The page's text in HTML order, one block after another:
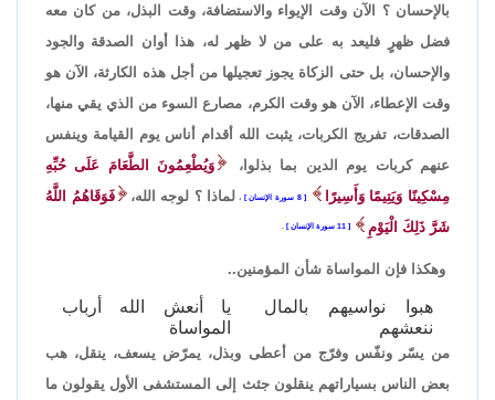
بالإحسان ؟ الآن وقت الإيواء والاستضافة، وقت البذل، من كان معه
فضل ظهرٍ فليعد به على من لا ظهر له، هذا أوان الصدقة والجود
والإحسان، بل حتى الزكاة يجوز تعجيلها من أجل هذه الكارثة، الآن هو
وقت الإعطاء، الآن هو وقت الكرم، مصارع السوء من الذي يقي منها،
الصدقات، تفريج الكربات، يثبت الله أقدام أناس يوم القيامة وينفس
عنهم كربات يوم الدين بما بذلوا،
وَيُطْعِمُونَ الطَّعَامَ عَلَى حُبِّهِ
مِسْكِينًا وَيَتِيمًا وَأَسِيرًا
8 سورة الإنسان ، لماذا ؟ لوجه الله،
فَوَقَاهُمُ اللَّهُ
شَرَّ ذَلِكَ الْيَوْمِ
11 سورة الإنسان .
وهكذا فإن المواساة شأن المؤمنين..
هبوا نواسيهم بالمال
ننعشهم
يا أنعش الله أرباب
المواساة
من يسّر ونفّس وفرّج من أعطى وبذل، يمرّض يسعف، ينقل، هب
بعض الناس بسياراتهم ينقلون جثث إلى المستشفى الأول يقولون ما